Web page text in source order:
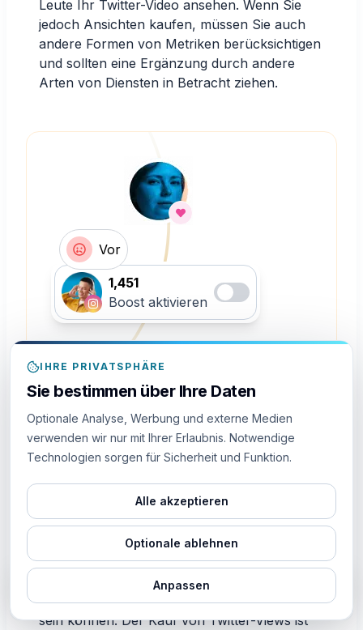
Leute Ihr Twitter-Video ansehen. Wenn Sie
jedoch Ansichten kaufen, müssen Sie auch
andere Formen von Metriken berücksichtigen
und sollten eine Ergänzung durch andere
Arten von Diensten in Betracht ziehen.
Vor
1,451
Boost aktivieren
Gründe, warum Sie Twitter
Video Views kaufen sollten
Wir haben uns viel mit den Gefahren des
Kaufs von Twitter X-Ansichten beschäftigt
und damit, warum sie schlecht für Ihr Konto
sein können. Der Kauf von Twitter-Views ist
Jemand aus kaufte 50 Auto Likes
IHRE PRIVATSPHÄRE
Sie bestimmen über Ihre Daten
Optionale Analyse, Werbung und externe Medien
verwenden wir nur mit Ihrer Erlaubnis. Notwendige
Technologien sorgen für Sicherheit und Funktion.
Alle akzeptieren
Optionale ablehnen
Anpassen